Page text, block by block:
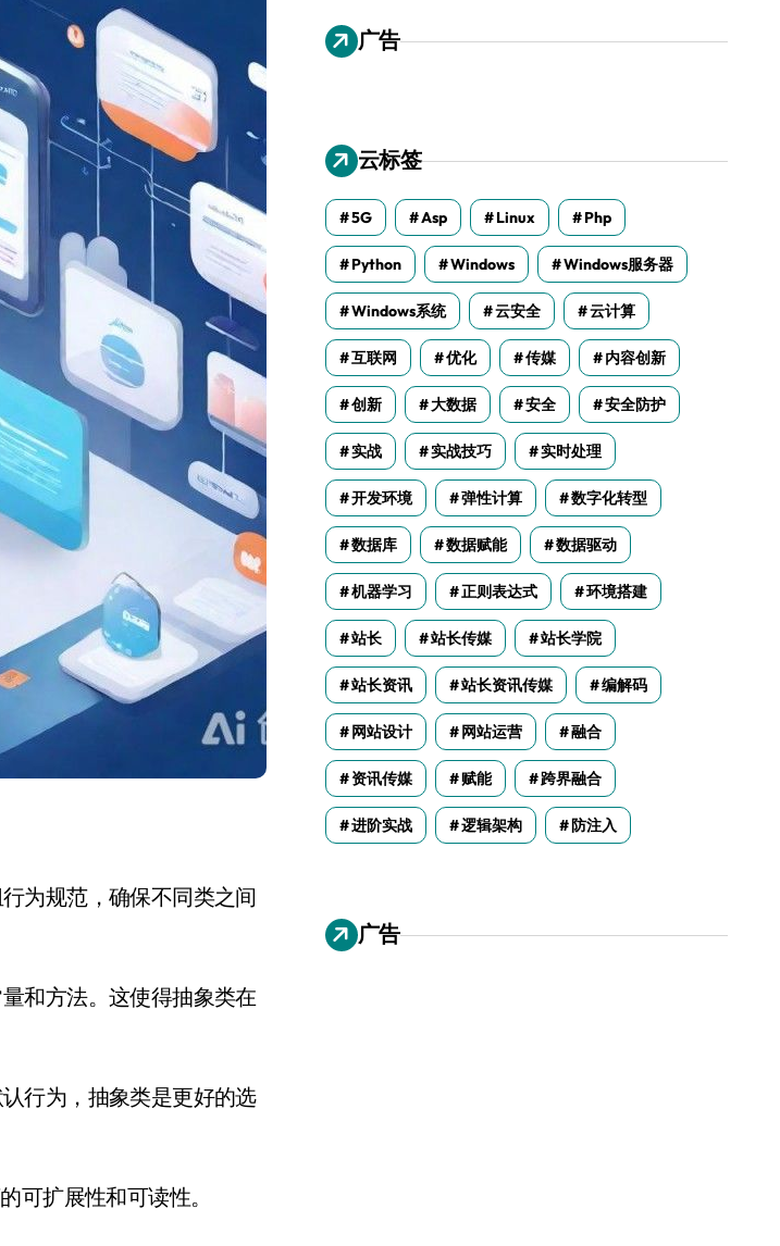
为规范，确保不同类之间
和方法。这使得抽象类在
行为，抽象类是更好的选
可扩展性和可读性。
广告
云标签
5G Asp Linux Php
Python Windows Windows服务器
Windows系统 云安全 云计算
互联网 优化 传媒 内容创新
创新 大数据 安全 安全防护
实战 实战技巧 实时处理
开发环境 弹性计算 数字化转型
数据库 数据赋能 数据驱动
机器学习 正则表达式 环境搭建
站长 站长传媒 站长学院
站长资讯 站长资讯传媒 编解码
网站设计 网站运营 融合
资讯传媒 赋能 跨界融合
进阶实战 逻辑架构 防注入
广告